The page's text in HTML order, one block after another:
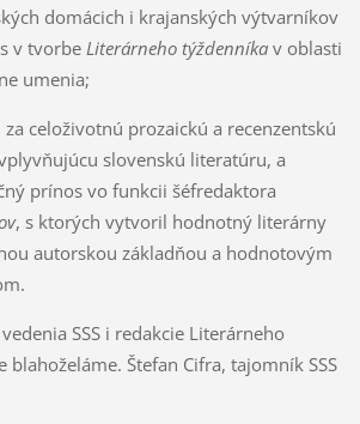
domácich i krajanských výtvarníkov
v tvorbe Literárneho týždenníkav oblasti
umenia;
za celoživotnú prozaickú a recenzentskú
slovenskú literatúru, a
prínos vo funkcii šéfredaktora
, s ktorých vytvoril hodnotný literárny
autorskou základňou a hodnotovým
SSS i redakcie Literárneho
Štefan Cifra, tajomník SSS